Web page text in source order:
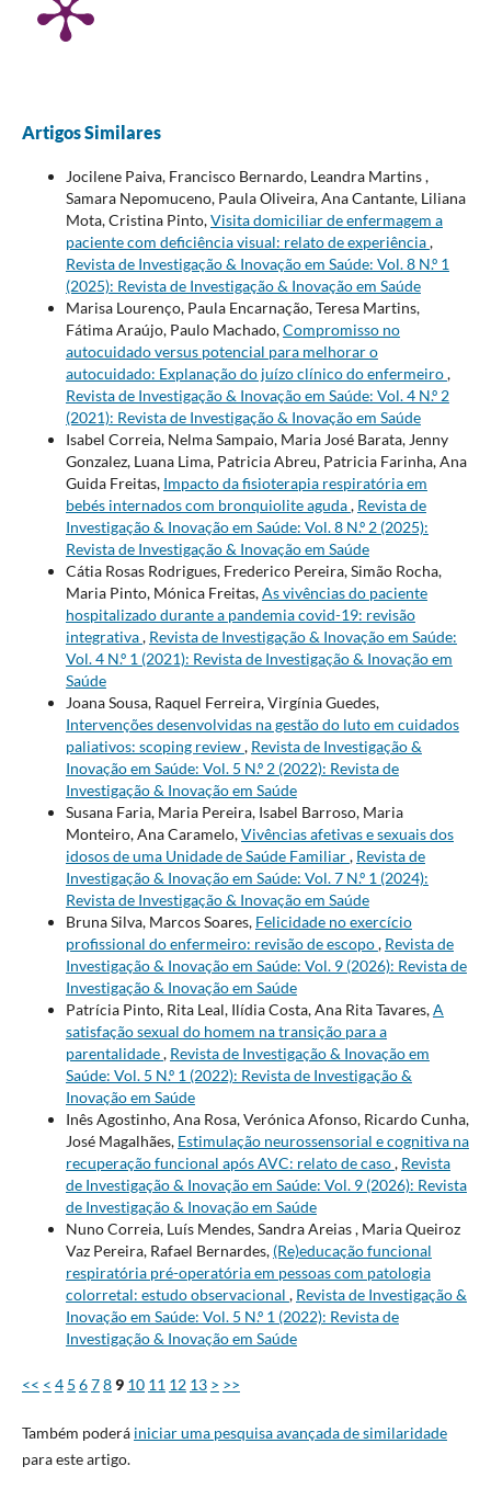
Artigos Similares
Jocilene Paiva, Francisco Bernardo, Leandra Martins ,
Samara Nepomuceno, Paula Oliveira, Ana Cantante, Liliana
Mota, Cristina Pinto,Visita domiciliar de enfermagem a
paciente com deficiência visual: relato de experiência,
Revista de Investigação & Inovação em Saúde: Vol. 8 N.º 1
(2025): Revista de Investigação & Inovação em Saúde
Marisa Lourenço, Paula Encarnação, Teresa Martins,
Fátima Araújo, Paulo Machado,Compromisso no
autocuidado versus potencial para melhorar o
autocuidado: Explanação do juízo clínico do enfermeiro,
Revista de Investigação & Inovação em Saúde: Vol. 4 N.º 2
(2021): Revista de Investigação & Inovação em Saúde
Isabel Correia, Nelma Sampaio, Maria José Barata, Jenny
Gonzalez, Luana Lima, Patricia Abreu, Patricia Farinha, Ana
Guida Freitas, Impacto da fisioterapia respiratória em
bebés internados com bronquiolite aguda, Revista de
Investigação & Inovação em Saúde: Vol. 8 N.º 2 (2025):
Revista de Investigação & Inovação em Saúde
Cátia Rosas Rodrigues, Frederico Pereira, Simão Rocha,
Maria Pinto, Mónica Freitas,As vivências do paciente
hospitalizado durante a pandemia covid-19: revisão
integrativa, Revista de Investigação & Inovação em Saúde:
Vol. 4 N.º 1 (2021): Revista de Investigação & Inovação em
Saúde
Joana Sousa, Raquel Ferreira, Virgínia Guedes,
Intervenções desenvolvidas na gestão do luto em cuidados
paliativos: scoping review, Revista de Investigação &
Inovação em Saúde: Vol. 5 N.º 2 (2022): Revista de
Investigação & Inovação em Saúde
Susana Faria, Maria Pereira, Isabel Barroso, Maria
Monteiro, Ana Caramelo,Vivências afetivas e sexuais dos
idosos de uma Unidade de Saúde Familiar, Revista de
Investigação & Inovação em Saúde: Vol. 7 N.º 1 (2024):
Revista de Investigação & Inovação em Saúde
Bruna Silva, Marcos Soares, Felicidade no exercício
profissional do enfermeiro: revisão de escopo, Revista de
Investigação & Inovação em Saúde: Vol. 9 (2026): Revista de
Investigação & Inovação em Saúde
Patrícia Pinto, Rita Leal, Ilídia Costa, Ana Rita Tavares,A
satisfação sexual do homem na transição para a
parentalidade, Revista de Investigação & Inovação em
Saúde: Vol. 5 N.º 1 (2022): Revista de Investigação &
Inovação em Saúde
Inês Agostinho, Ana Rosa, Verónica Afonso, Ricardo Cunha,
José Magalhães, Estimulação neurossensorial e cognitiva na
recuperação funcional após AVC: relato de caso, Revista
de Investigação & Inovação em Saúde: Vol. 9 (2026): Revista
de Investigação & Inovação em Saúde
Nuno Correia, Luís Mendes, Sandra Areias , Maria Queiroz
Vaz Pereira, Rafael Bernardes, (Re)educação funcional
respiratória pré-operatória em pessoas com patologia
colorretal: estudo observacional , Revista de Investigação &
Inovação em Saúde: Vol. 5 N.º 1 (2022): Revista de
Investigação & Inovação em Saúde
<< < 4 5 6789 10 11 12 13 > >>
Também poderá iniciar uma pesquisa avançada de similaridade
para este artigo.